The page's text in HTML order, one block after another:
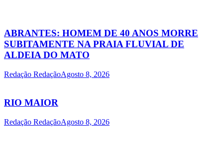
ABRANTES: HOMEM DE 40 ANOS MORRE
SUBITAMENTE NA PRAIA FLUVIAL DE
ALDEIA DO MATO
Redação RedaçãoAgosto 8, 2026
RIO MAIOR
Redação RedaçãoAgosto 8, 2026